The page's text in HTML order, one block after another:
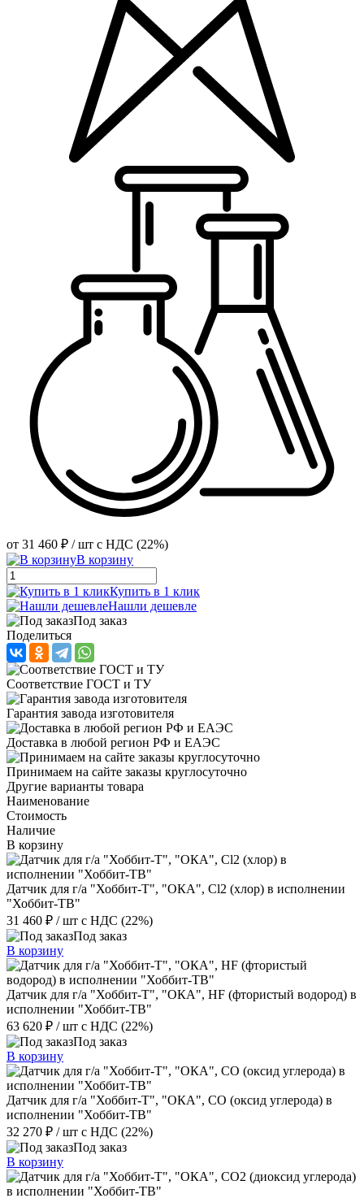
от 31 460 ₽ / шт с НДС (22%)
В корзину
Купить в 1 клик
Нашли дешевле
Под заказ
Поделиться
Соответствие ГОСТ и ТУ
Гарантия завода изготовителя
Доставка в любой регион РФ и ЕАЭС
Принимаем на сайте заказы круглосуточно
Другие варианты товара
Наименование
Стоимость
Наличие
В корзину
Датчик для г/а "Хоббит-Т", "ОКА", Cl2 (хлор) в исполнении
"Хоббит-ТВ"
31 460 ₽ / шт с НДС (22%)
Под заказ
В корзину
Датчик для г/а "Хоббит-Т", "ОКА", HF (фтористый водород) в
исполнении "Хоббит-ТВ"
63 620 ₽ / шт с НДС (22%)
Под заказ
В корзину
Датчик для г/а "Хоббит-Т", "ОКА", CO (оксид углерода) в
исполнении "Хоббит-ТВ"
32 270 ₽ / шт с НДС (22%)
Под заказ
В корзину